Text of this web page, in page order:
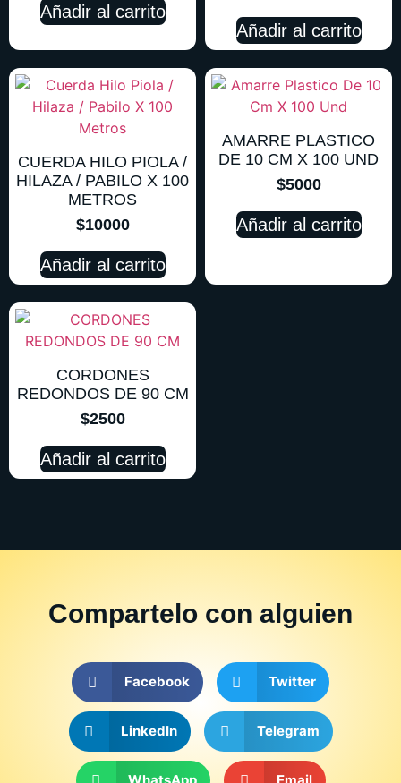
Añadir al carrito
Añadir al carrito
CUERDA HILO PIOLA /
HILAZA / PABILO X 100
METROS
$10000
Añadir al carrito
AMARRE PLASTICO
DE 10 CM X 100 UND
$5000
Añadir al carrito
CORDONES
REDONDOS DE 90 CM
$2500
Añadir al carrito
Compartelo con alguien
Facebook Twitter
LinkedIn Telegram